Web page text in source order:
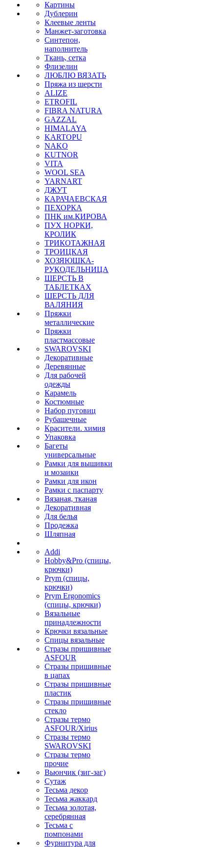
Картины
Дублерин
Клеевые ленты
Манжет-заготовка
Синтепон,
наполнитель
Ткань, сетка
Флизелин
ЛЮБЛЮ ВЯЗАТЬ
Пряжа из шерсти
ALIZE
ETROFIL
FIBRA NATURA
GAZZAL
HIMALAYA
KARTOPU
NAKO
KUTNOR
VITA
WOOL SEA
YARNART
ДЖУТ
КАРАЧАЕВСКАЯ
ПЕХОРКА
ПНК им.КИРОВА
ПУХ НОРКИ,
КРОЛИК
ТРИКОТАЖНАЯ
ТРОИЦКАЯ
ХОЗЯЮШКА-
РУКОДЕЛЬНИЦА
ШЕРСТЬ В
ТАБЛЕТКАХ
ШЕРСТЬ ДЛЯ
ВАЛЯНИЯ
Пряжки
металлические
Пряжки
пластмассовые
SWAROVSKI
Декоративные
Деревянные
Для рабочей
одежды
Карамель
Костюмные
Набор пуговиц
Рубашечные
Красители. химия
Упаковка
Багеты
универсальные
Рамки для вышивки
и мозаики
Рамки для икон
Рамки с паспарту
Вязаная, тканая
Декоративная
Для белья
Продежка
Шляпная
Addi
Hobby&Pro (спицы,
крючки)
Prym (спицы,
крючки)
Prym Ergonomics
(спицы, крючки)
Вязальные
принадлежности
Крючки вязальные
Спицы вязальные
Стразы пришивные
ASFOUR
Стразы пришивные
в цапах
Стразы пришивные
пластик
Стразы пришивные
стекло
Стразы термо
ASFOUR/Xirius
Стразы термо
SWAROVSKI
Стразы термо
прочие
Вьюнчик (зиг-заг)
Сутаж
Тесьма декор
Тесьма жаккард
Тесьма золотая,
серебрянная
Тесьма с
помпонами
Фурнитура для